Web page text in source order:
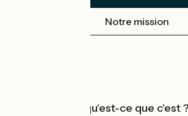
Notre mission
Accueil Vélo qu'est-ce que c'est ?